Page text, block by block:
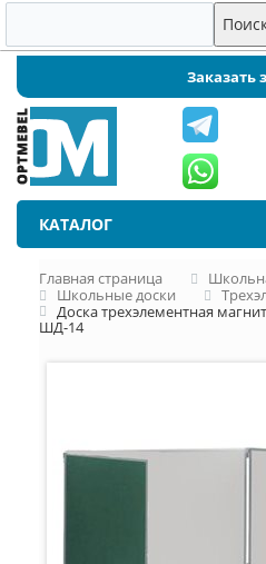
Заказать
КАТАЛОГ
Главная страница
Школьные доски
Доска трехэлементная
ШД-14